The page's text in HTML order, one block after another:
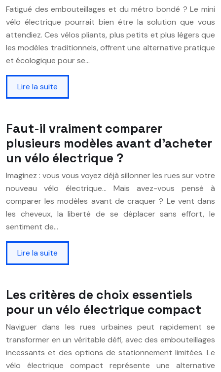
Fatigué des embouteillages et du métro bondé ? Le mini
vélo électrique pourrait bien être la solution que vous
attendiez. Ces vélos pliants, plus petits et plus légers que
les modèles traditionnels, offrent une alternative pratique
et écologique pour se…
Lire la suite
Faut-il vraiment comparer
plusieurs modèles avant d’acheter
un vélo électrique ?
Imaginez : vous vous voyez déjà sillonner les rues sur votre
nouveau vélo électrique… Mais avez-vous pensé à
comparer les modèles avant de craquer ? Le vent dans
les cheveux, la liberté de se déplacer sans effort, le
sentiment de…
Lire la suite
Les critères de choix essentiels
pour un vélo électrique compact
Naviguer dans les rues urbaines peut rapidement se
transformer en un véritable défi, avec des embouteillages
incessants et des options de stationnement limitées. Le
vélo électrique compact représente une alternative